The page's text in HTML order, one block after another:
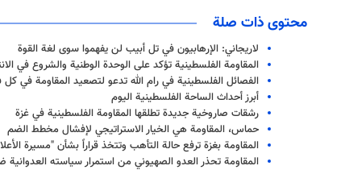
محتوى ذات صلة
لاريجاني: الإرهابيون في تل أبيب لن يفهموا سوى لغة القوة
المقاومة الفلسطينية تؤكد على الوحدة الوطنية والشروع في
الفصائل الفلسطينية في رام الله تدعو لتصعيد المقاومة في
أبرز أحداث الساحة الفلسطينية اليوم
رشقات صاروخية جديدة تطلقها المقاومة الفلسطينية في غزة
حماس، المقاومة هي الخيار الاستراتيجي لإفشال مخطط الضم
المقاومة بغزة ترفع حالة التأهب وتتخذ قراراً بشأن "مسيرة
المقاومة تحذر العدو الصهيوني من استمرار سياسته العدوانية